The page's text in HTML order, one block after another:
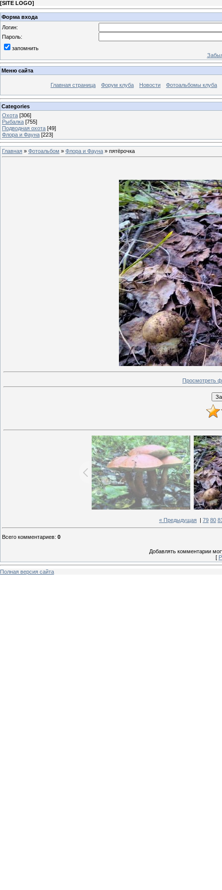
[SITE LOGO]
Форма входа
Логин:
Пароль:
запомнить
Меню сайта
Главная страница Форум клуба Новости Фотоальбомы клуба
Categories
Охота [306]
Рыбалка [755]
Подводная охота [49]
Флора и Фауна [223]
Главная » Фотоальбом » Флора и Фауна » пятёрочка
Просмотреть
« Предыдущая 79 80
Всего комментариев: 0
Добавлять комментарии
[
Полная версия сайта